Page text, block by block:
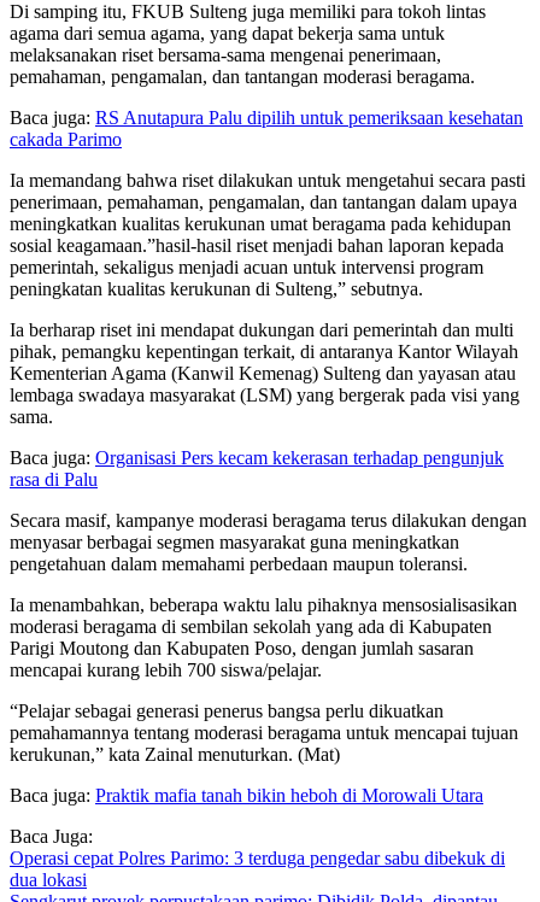
Di samping itu, FKUB Sulteng juga memiliki para tokoh lintas
agama dari semua agama, yang dapat bekerja sama untuk
melaksanakan riset bersama-sama mengenai penerimaan,
pemahaman, pengamalan, dan tantangan moderasi beragama.
Baca juga: RS Anutapura Palu dipilih untuk pemeriksaan kesehatan
cakada Parimo
Ia memandang bahwa riset dilakukan untuk mengetahui secara pasti
penerimaan, pemahaman, pengamalan, dan tantangan dalam upaya
meningkatkan kualitas kerukunan umat beragama pada kehidupan
sosial keagamaan.”hasil-hasil riset menjadi bahan laporan kepada
pemerintah, sekaligus menjadi acuan untuk intervensi program
peningkatan kualitas kerukunan di Sulteng,” sebutnya.
Ia berharap riset ini mendapat dukungan dari pemerintah dan multi
pihak, pemangku kepentingan terkait, di antaranya Kantor Wilayah
Kementerian Agama (Kanwil Kemenag) Sulteng dan yayasan atau
lembaga swadaya masyarakat (LSM) yang bergerak pada visi yang
sama.
Baca juga: Organisasi Pers kecam kekerasan terhadap pengunjuk
rasa di Palu
Secara masif, kampanye moderasi beragama terus dilakukan dengan
menyasar berbagai segmen masyarakat guna meningkatkan
pengetahuan dalam memahami perbedaan maupun toleransi.
Ia menambahkan, beberapa waktu lalu pihaknya mensosialisasikan
moderasi beragama di sembilan sekolah yang ada di Kabupaten
Parigi Moutong dan Kabupaten Poso, dengan jumlah sasaran
mencapai kurang lebih 700 siswa/pelajar.
“Pelajar sebagai generasi penerus bangsa perlu dikuatkan
pemahamannya tentang moderasi beragama untuk mencapai tujuan
kerukunan,” kata Zainal menuturkan. (Mat)
Baca juga: Praktik mafia tanah bikin heboh di Morowali Utara
Baca Juga:
Operasi cepat Polres Parimo: 3 terduga pengedar sabu dibekuk di
dua lokasi